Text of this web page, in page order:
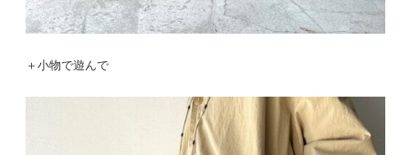
＋小物で遊んで